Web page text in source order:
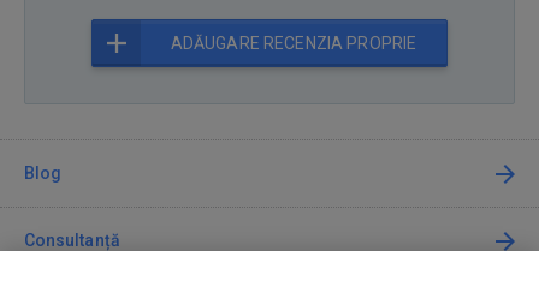
ADĂUGARE RECENZIA PROPRIE
Blog
Consultanță